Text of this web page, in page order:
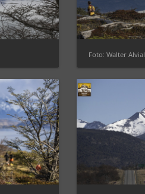
Foto: Walter Alvial